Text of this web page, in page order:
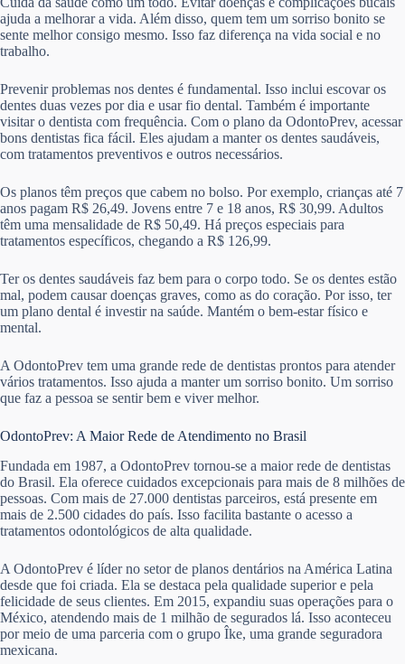
ajuda a melhorar a vida. Além disso, quem tem um sorriso bonito se
sente melhor consigo mesmo. Isso faz diferença na vida social e no
trabalho.
Prevenir problemas nos dentes é fundamental. Isso inclui escovar os
dentes duas vezes por dia e usar fio dental. Também é importante
visitar o dentista com frequência. Com o plano da OdontoPrev, acessar
bons dentistas fica fácil. Eles ajudam a manter os dentes saudáveis,
com tratamentos preventivos e outros necessários.
Os planos têm preços que cabem no bolso. Por exemplo, crianças até 7
anos pagam R$ 26,49. Jovens entre 7 e 18 anos, R$ 30,99. Adultos
têm uma mensalidade de R$ 50,49. Há preços especiais para
tratamentos específicos, chegando a R$ 126,99.
Ter os dentes saudáveis faz bem para o corpo todo. Se os dentes estão
mal, podem causar doenças graves, como as do coração. Por isso, ter
um plano dental é investir na saúde. Mantém o bem-estar físico e
mental.
A OdontoPrev tem uma grande rede de dentistas prontos para atender
vários tratamentos. Isso ajuda a manter um sorriso bonito. Um sorriso
que faz a pessoa se sentir bem e viver melhor.
OdontoPrev: A Maior Rede de Atendimento no Brasil
Fundada em 1987, a OdontoPrev tornou-se a maior rede de dentistas
do Brasil. Ela oferece cuidados excepcionais para mais de 8 milhões de
pessoas. Com mais de 27.000 dentistas parceiros, está presente em
mais de 2.500 cidades do país. Isso facilita bastante o acesso a
tratamentos odontológicos de alta qualidade.
A OdontoPrev é líder no setor de planos dentários na América Latina
desde que foi criada. Ela se destaca pela qualidade superior e pela
felicidade de seus clientes. Em 2015, expandiu suas operações para o
México, atendendo mais de 1 milhão de segurados lá. Isso aconteceu
por meio de uma parceria com o grupo Îke, uma grande seguradora
mexicana.